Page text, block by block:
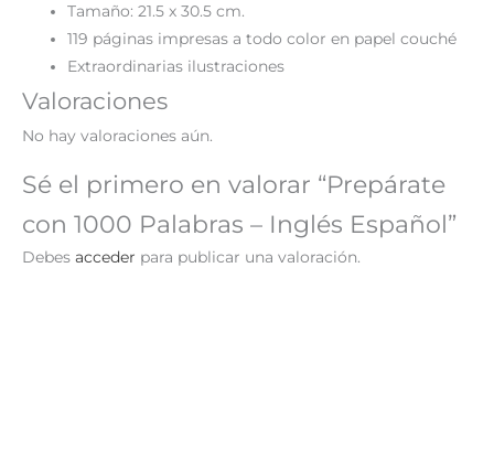
Tamaño: 21.5 x 30.5 cm.
119 páginas impresas a todo color en papel couché
Extraordinarias ilustraciones
Valoraciones
No hay valoraciones aún.
Sé el primero en valorar “Prepárate
con 1000 Palabras – Inglés Español”
Debes acceder para publicar una valoración.